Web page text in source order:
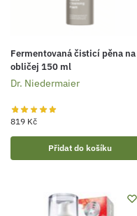
Fermentovaná čisticí pěna na
obličej 150 ml
Dr. Niedermaier
819 Kč
Přidat do košíku